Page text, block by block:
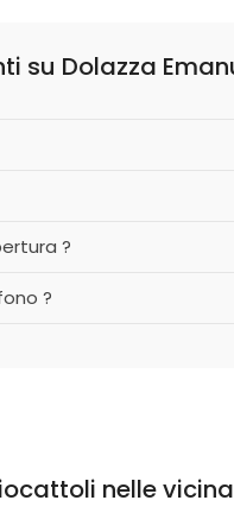
su Dolazza
?
?
nelle